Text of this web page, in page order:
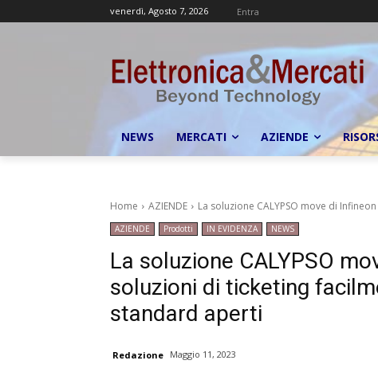
venerdì, Agosto 7, 2026 Entra
NEWS MERCATI AZIENDE
Home AZIENDE La soluzione CALYPSO move di
AZIENDE Prodotti IN EVIDENZA NEWS
La soluzione CALYPSO
soluzioni di ticketing
standard aperti
Redazione Maggio 11, 2023